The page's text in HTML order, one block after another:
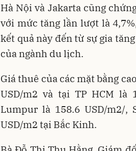
Hà Nội và Jakarta cũng
với mức tăng lần lượt là
kết quả này đến từ sự gia
của ngành du lịch.
Giá thuê của các mặt bằng
USD/m2 và tại TP HCM là
Lumpur là 158.6 USD/m2/,
USD/m2 tại Bắc Kinh.